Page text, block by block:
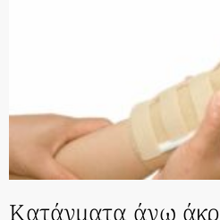
Κατάγματα άνω